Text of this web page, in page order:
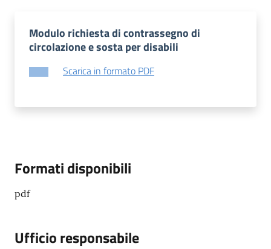
Modulo richiesta di contrassegno di
circolazione e sosta per disabili
Scarica in formato PDF
Formati disponibili
pdf
Ufficio responsabile